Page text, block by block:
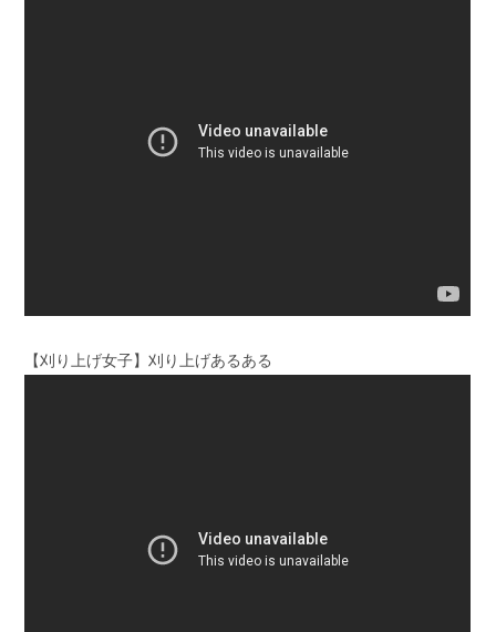
【刈り上げ女子】刈り上げあるある